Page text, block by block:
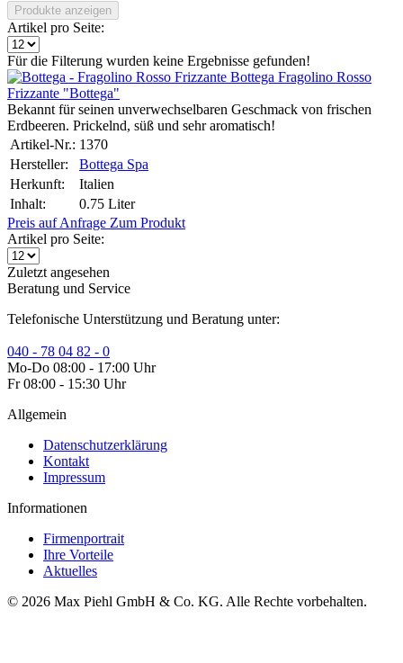
Produkte anzeigen
Artikel pro Seite:
Für die Filterung wurden keine Ergebnisse gefunden!
Fragolino Rosso
Frizzante "Bottega"
Bekannt für seinen unverwechselbaren Geschmack von frischen
Erdbeeren. Prickelnd, süß und sehr aromatisch!
Artikel-Nr.: 1370
Hersteller:
Bottega Spa
Herkunft:
Italien
Inhalt:
0.75 Liter
Preis auf Anfrage Zum Produkt
Artikel pro Seite:
Zuletzt angesehen
Beratung und Service
Telefonische Unterstützung und Beratung unter:
040 - 78 04 82 - 0
Mo-Do 08:00 - 17:00 Uhr
Fr 08:00 - 15:30 Uhr
Allgemein
Datenschutzerklärung
Kontakt
Impressum
Informationen
Firmenportrait
Ihre Vorteile
Aktuelles
© 2026 Max Piehl GmbH & Co. KG. Alle Rechte vorbehalten.